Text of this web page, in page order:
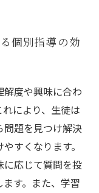
個別指導の効
度や興味に合わ
により、生徒は
問題を見つけ解決
すくなります。
に応じて質問を投
す。また、学習